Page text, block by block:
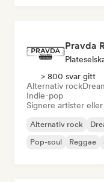
Pravda
> 800 svar gitt
Alternativ rock
Indie-pop
Signere artister
Alternativ rock
Pop-soul
Reggae